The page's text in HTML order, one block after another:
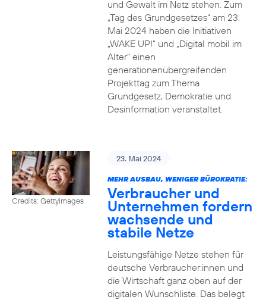
und Gewalt im Netz stehen. Zum
„Tag des Grundgesetzes“ am 23.
Mai 2024 haben die Initiativen
„WAKE UP!“ und „Digital mobil im
Alter“ einen
generationenübergreifenden
Projekttag zum Thema
Grundgesetz, Demokratie und
Desinformation veranstaltet.
Credits: Gettyimages
23. Mai 2024
MEHR AUSBAU, WENIGER BÜROKRATIE:
Verbraucher und
Unternehmen fordern
wachsende und
stabile Netze
Leistungsfähige Netze stehen für
deutsche Verbraucher:innen und
die Wirtschaft ganz oben auf der
digitalen Wunschliste. Das belegt